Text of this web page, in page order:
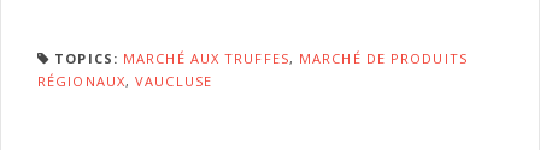
TOPICS: MARCHÉ AUX TRUFFES, MARCHÉ DE PRODUITS
RÉGIONAUX,VAUCLUSE